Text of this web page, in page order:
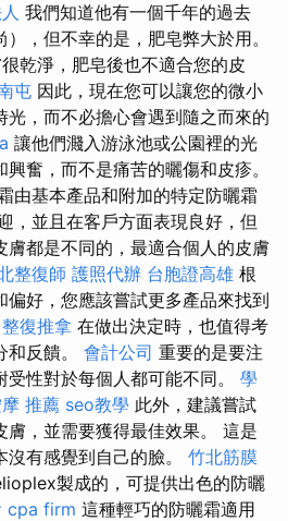
我們知道他有一個千年的過去
），但不幸的是，肥皂弊大於用。
乾淨，肥皂後也不適合您的皮
屯 因此，現在您可以讓您的微小
光，而不必擔心會遇到隨之而來的
讓他們濺入游泳池或公園裡的光
奮，而不是痛苦的曬傷和皮疹。
由基本產品和附加的特定防曬霜
，並且在客戶方面表現良好，但
膚都是不同的，最適合個人的皮膚
整復師 護照代辦 台胞證高雄 根
偏好，您應該嘗試更多產品來找到
復推拿 在做出決定時，也值得考
和反饋。 會計公司 重要的是要注
性對於每個人都可能不同。 學
推薦 seo教學 此外，建議嘗試
膚，並需要獲得最佳效果。 這是
有感覺到自己的臉。 竹北筋膜
製成的，可提供出色的防曬
cpa firm 這種輕巧的防曬霜適用